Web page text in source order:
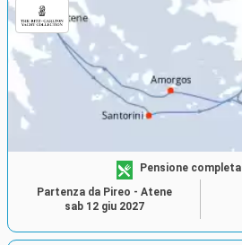
Pensione completa
Partenza da Pireo - Atene
sab 12 giu 2027